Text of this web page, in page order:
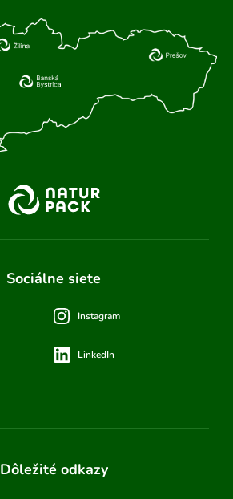
Sociálne siete
Instagram
LinkedIn
Dôležité odkazy